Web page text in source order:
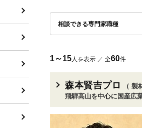
相談できる専門家職種
1～15人を表示 ／ 全60件
森本賢吉プロ
（ 製
飛騨高山を中心に国産広